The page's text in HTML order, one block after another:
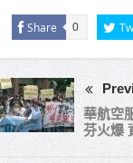
Share 0
華航空
芬火爆